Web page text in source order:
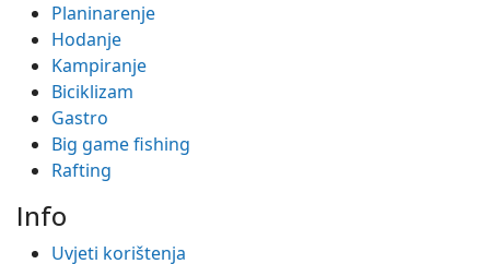
Planinarenje
Hodanje
Kampiranje
Biciklizam
Gastro
Big game fishing
Rafting
Info
Uvjeti korištenja